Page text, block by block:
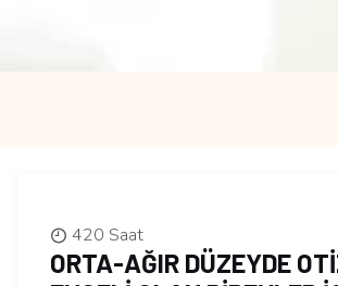
420 Saat
ORTA-AĞIR DÜZEYDE